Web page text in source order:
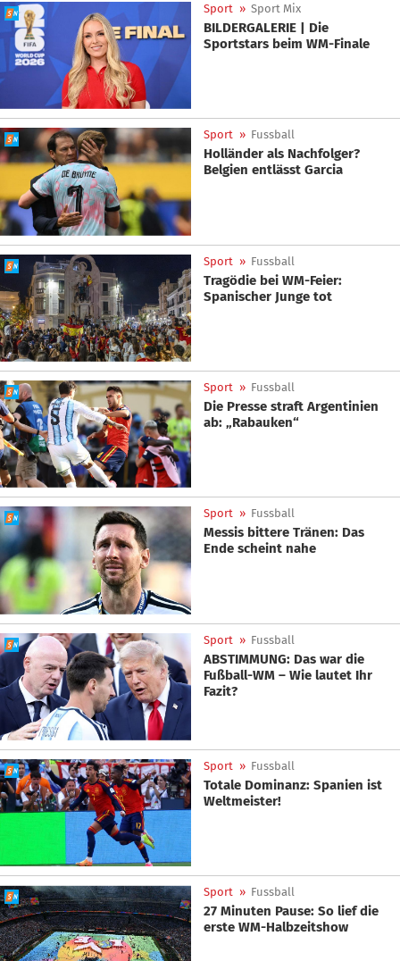
Sport » Sport Mix
BILDERGALERIE | Die
Sportstars beim WM-Finale
Sport » Fussball
Holländer als Nachfolger?
Belgien entlässt Garcia
Sport » Fussball
Tragödie bei WM-Feier:
Spanischer Junge tot
Sport » Fussball
Die Presse straft Argentinien
ab: „Rabauken“
Sport » Fussball
Messis bittere Tränen: Das
Ende scheint nahe
Sport » Fussball
ABSTIMMUNG: Das war die
Fußball-WM – Wie lautet Ihr
Fazit?
Sport » Fussball
Totale Dominanz: Spanien ist
Weltmeister!
Sport » Fussball
27 Minuten Pause: So lief die
erste WM-Halbzeitshow